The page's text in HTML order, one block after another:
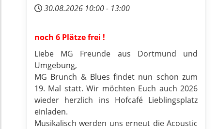
30.08.2026 10:00- 13:00
noch 6 Plätze frei !
Liebe MG Freunde aus Dortmund und
Umgebung,
MG Brunch & Blues findet nun schon zum
19. Mal statt. Wir möchten Euch auch 2026
wieder herzlich ins Hofcafé Lieblingsplatz
einladen.
Musikalisch werden uns erneut die Acoustic